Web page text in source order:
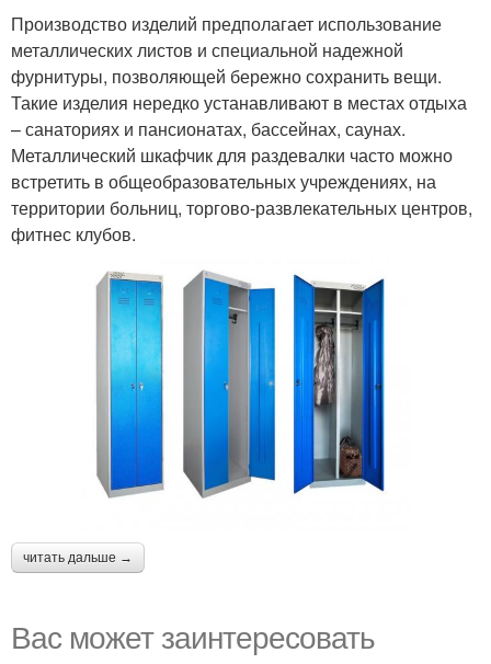
Производство изделий предполагает использование
металлических листов и специальной надежной
фурнитуры, позволяющей бережно сохранить вещи.
Такие изделия нередко устанавливают в местах отдыха
– санаториях и пансионатах, бассейнах, саунах.
Металлический шкафчик для раздевалки часто можно
встретить в общеобразовательных учреждениях, на
территории больниц, торгово-развлекательных центров,
фитнес клубов.
читать дальше →
Вас может заинтересовать